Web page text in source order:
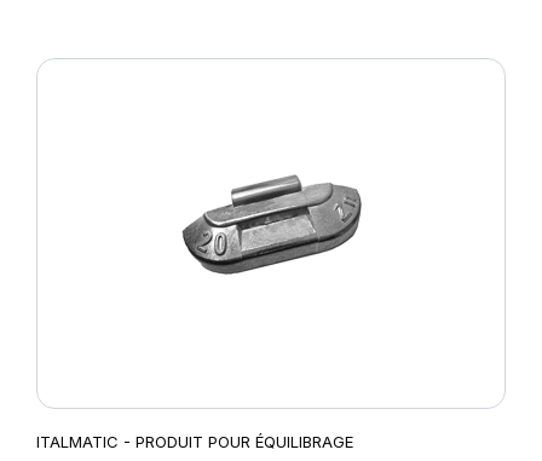
(CAPELET)
ITALMATIC - PRODUIT POUR ÉQUILIBRAGE